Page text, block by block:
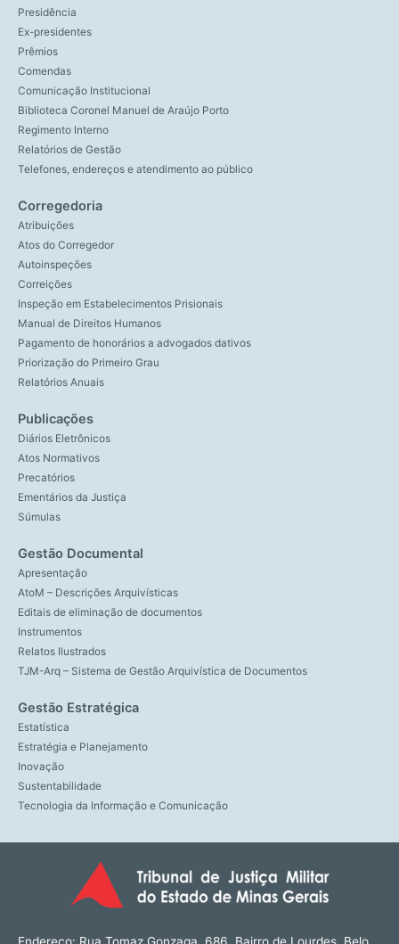
Presidência
Ex-presidentes
Prêmios
Comendas
Comunicação Institucional
Biblioteca Coronel Manuel de Araújo Porto
Regimento Interno
Relatórios de Gestão
Telefones, endereços e atendimento ao público
Corregedoria
Atribuições
Atos do Corregedor
Autoinspeções
Correições
Inspeção em Estabelecimentos Prisionais
Manual de Direitos Humanos
Pagamento de honorários a advogados dativos
Priorização do Primeiro Grau
Relatórios Anuais
Publicações
Diários Eletrônicos
Atos Normativos
Precatórios
Ementários da Justiça
Súmulas
Gestão Documental
Apresentação
AtoM – Descrições Arquivísticas
Editais de eliminação de documentos
Instrumentos
Relatos Ilustrados
TJM-Arq – Sistema de Gestão Arquivística de Documentos
Gestão Estratégica
Estatística
Estratégia e Planejamento
Inovação
Sustentabilidade
Tecnologia da Informação e Comunicação